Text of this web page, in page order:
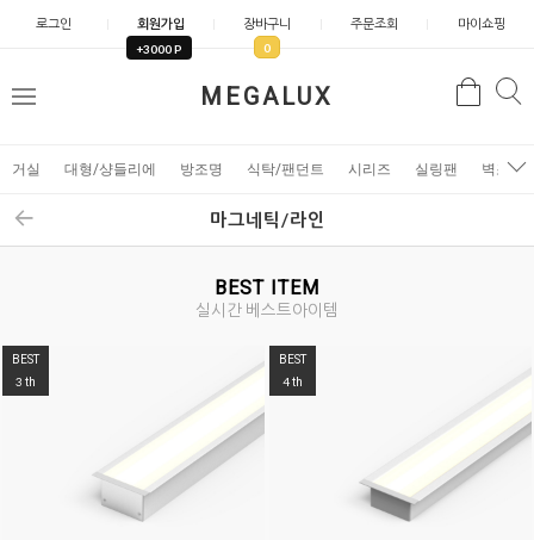
로그인 회원가입
+3000 P
장바구니
0
주문조회 마이쇼핑
MEGALUX
메
검
거실 대형/샹들리에 방조명 식탁/팬던트 시리즈 실링팬 벽조명
마그네틱/라인
BEST ITEM
실시간 베스트아이템
BEST
3 th
BEST
4th